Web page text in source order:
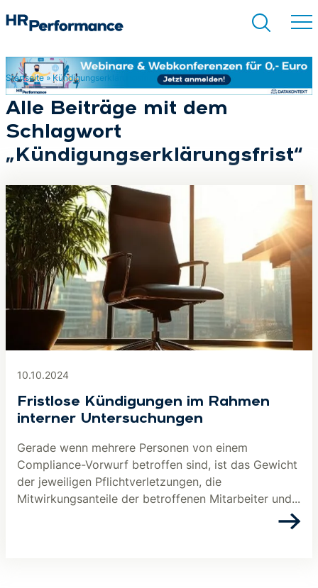
Suchen
Startseite» Kündigungserklärungsfrist
Alle Beiträge mit dem
Schlagwort
„Kündigungserklärungsfrist“
10.10.2024
Fristlose Kündigungen im Rahmen
interner Untersuchungen
Gerade wenn mehrere Personen von einem
Compliance-Vorwurf betroffen sind, ist das Gewicht
der jeweiligen Pflichtverletzungen, die
Mitwirkungsanteile der betroffenen Mitarbeiter und...